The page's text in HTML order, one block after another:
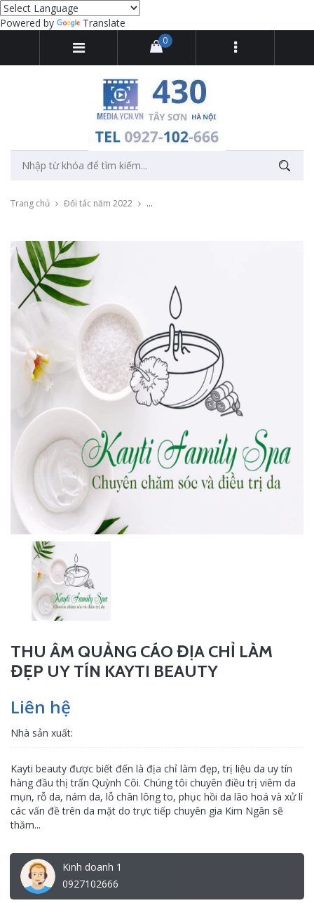
Powered by Translate
0
Trang chủ Đối tác năm 2022 Thu âm quảng cáo địa chỉ làm đẹp uy tín
THU ÂM QUẢNG CÁO ĐỊA CHỈ LÀM
ĐẸP UY TÍN KAYTI BEAUTY
Liên hệ
Nhà sản xuất:
Kayti beauty được biết đến là địa chỉ làm đẹp, trị liệu da uy tín
hàng đầu thị trấn Quỳnh Côi. Chúng tôi chuyên điều trị viêm da
mụn, rỗ da, nám da, lỗ chân lông to, phục hồi da lão hoá và xử lí
các vấn đề trên da mặt do trực tiếp chuyên gia Kim Ngân sẽ
thăm...
Kinh doanh 1
0927102666